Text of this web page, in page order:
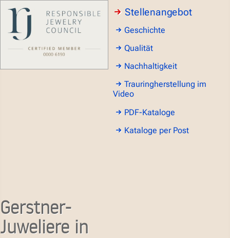
Stellenangebot
Geschichte
Qualität
Nachhaltigkeit
Trauringherstellung im
Video
PDF-Kataloge
Kataloge per Post
Gerstner-
Juweliere in